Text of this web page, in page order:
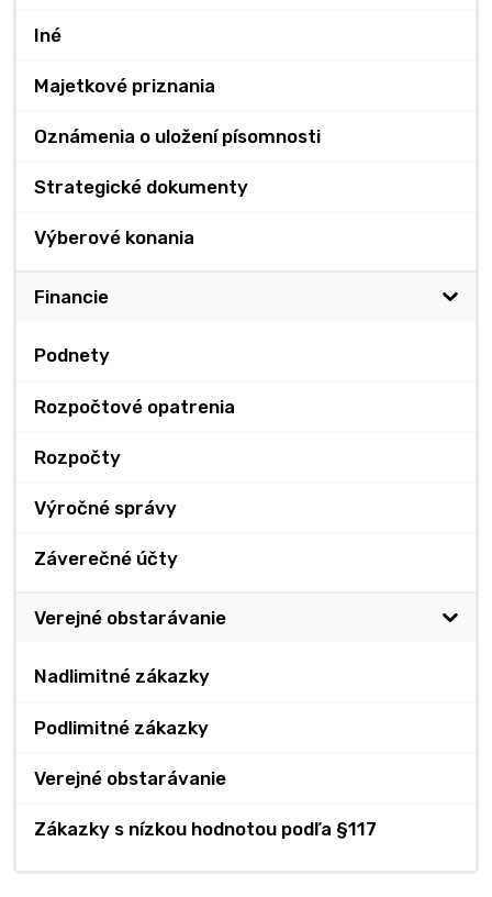
Iné
Majetkové priznania
Oznámenia o uložení písomnosti
Strategické dokumenty
Výberové konania
Financie
Podnety
Rozpočtové opatrenia
Rozpočty
Výročné správy
Záverečné účty
Verejné obstarávanie
Nadlimitné zákazky
Podlimitné zákazky
Verejné obstarávanie
Zákazky s nízkou hodnotou podľa §117